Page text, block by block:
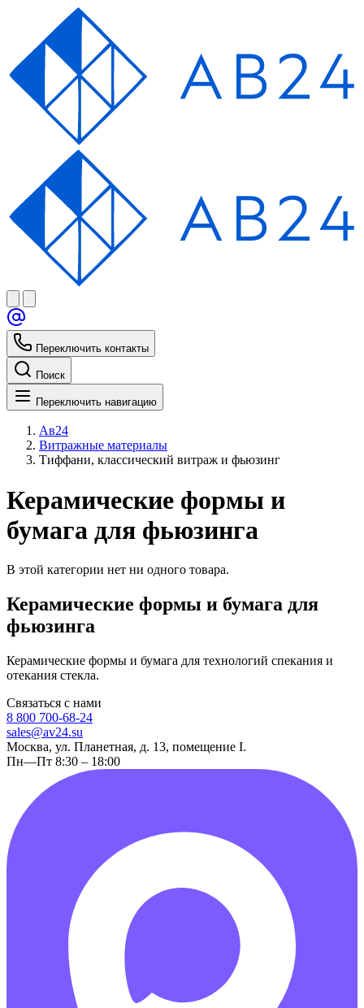
Переключить контакты
Поиск
Переключить навигацию
Ав24
Витражные материалы
Тиффани, классический витраж и фьюзинг
Керамические формы и
бумага для фьюзинга
В этой категории нет ни одного товара.
Керамические формы и бумага для
фьюзинга
Керамические формы и бумага для технологий спекания и
отекания стекла.
Связаться с нами
8 800 700-68-24
sales@av24.su
Москва, ул. Планетная, д. 13, помещение I.
Пн—Пт 8:30 – 18:00